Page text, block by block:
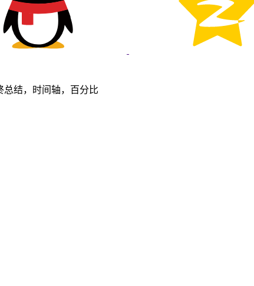
结，时间轴，百分比